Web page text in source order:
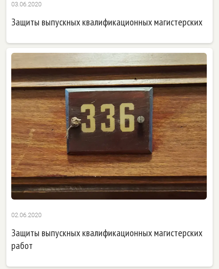
03.06.2020
Защиты выпускных квалификационных магистерских
02.06.2020
Защиты выпускных квалификационных магистерских
работ